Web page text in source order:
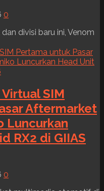
0
divisi baru ini, Venom
SIM
Aftermarket
Luncurkan
RX2 di GIIAS
0